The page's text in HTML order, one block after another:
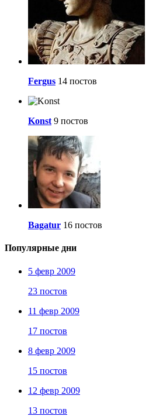
Fergus 14 постов
Konst 9 постов
Bagatur 16 постов
Популярные дни
5 февр 2009
23 постов
11 февр 2009
17 постов
8 февр 2009
15 постов
12 февр 2009
13 постов